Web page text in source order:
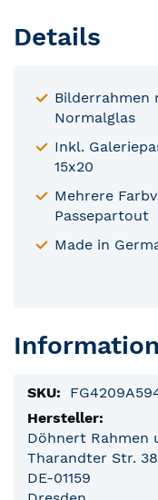
Details
Bilderrahmen
Normalglas
Inkl.
15x20
Mehrere
Passepartout
Made in
Döhnert Rahmen
Tharandter Str. 38
DE-01159